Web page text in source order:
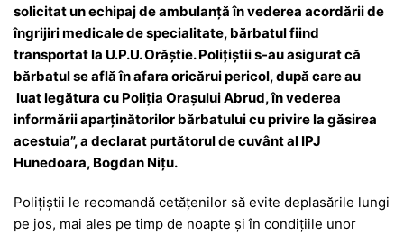
solicitat un echipaj de ambulanță în vederea acordării de
îngrijiri medicale de specialitate, bărbatul fiind
transportat la U.P.U. Orăștie. Polițiștii s-au asigurat că
bărbatul se află în afara oricărui pericol, după care au
luat legătura cu Poliția Orașului Abrud, în vederea
informării aparținătorilor bărbatului cu privire la găsirea
acestuia”, a declarat purtătorul de cuvânt al IPJ
Hunedoara, Bogdan Nițu.
Polițiștii le recomandă cetățenilor să evite deplasările lungi
pe jos, mai ales pe timp de noapte și în condițiile unor